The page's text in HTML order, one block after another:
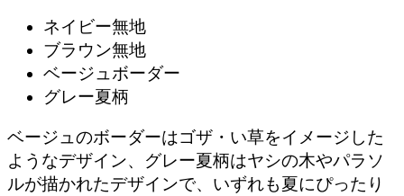
ネイビー無地
ブラウン無地
ベージュボーダー
グレー夏柄
ベージュのボーダーはゴザ・い草をイメージした
ようなデザイン、グレー夏柄はヤシの木やパラソ
ルが描かれたデザインで、 いずれも夏にぴったり